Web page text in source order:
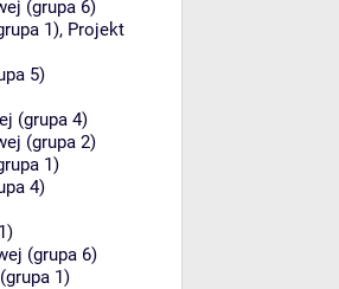
(grupa 6)
1), Projekt
5)
(grupa 4)
(grupa 2)
1)
4)
(grupa 6)
1)